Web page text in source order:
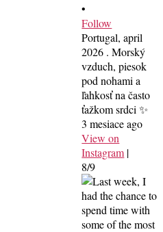
•
Follow
Portugal, april
2026 . Morský
vzduch, piesok
pod nohami a
ľahkosť na často
ťažkom srdci ✨
3 mesiace ago
View on
Instagram |
8/9